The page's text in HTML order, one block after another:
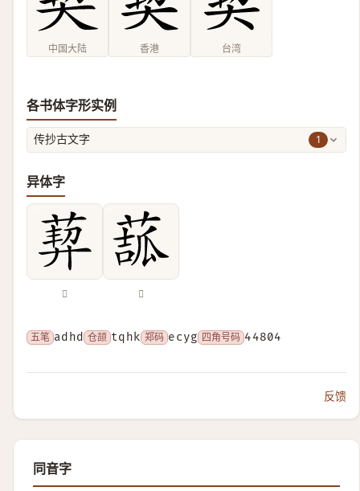
中国大陆 香港 台湾
各书体字形实例
传抄古文字 1
异体字
𦳴 𦸉
五笔 adhd 仓颉 tqhk 郑码 ecyg 四角号码 44804
反馈
同音字